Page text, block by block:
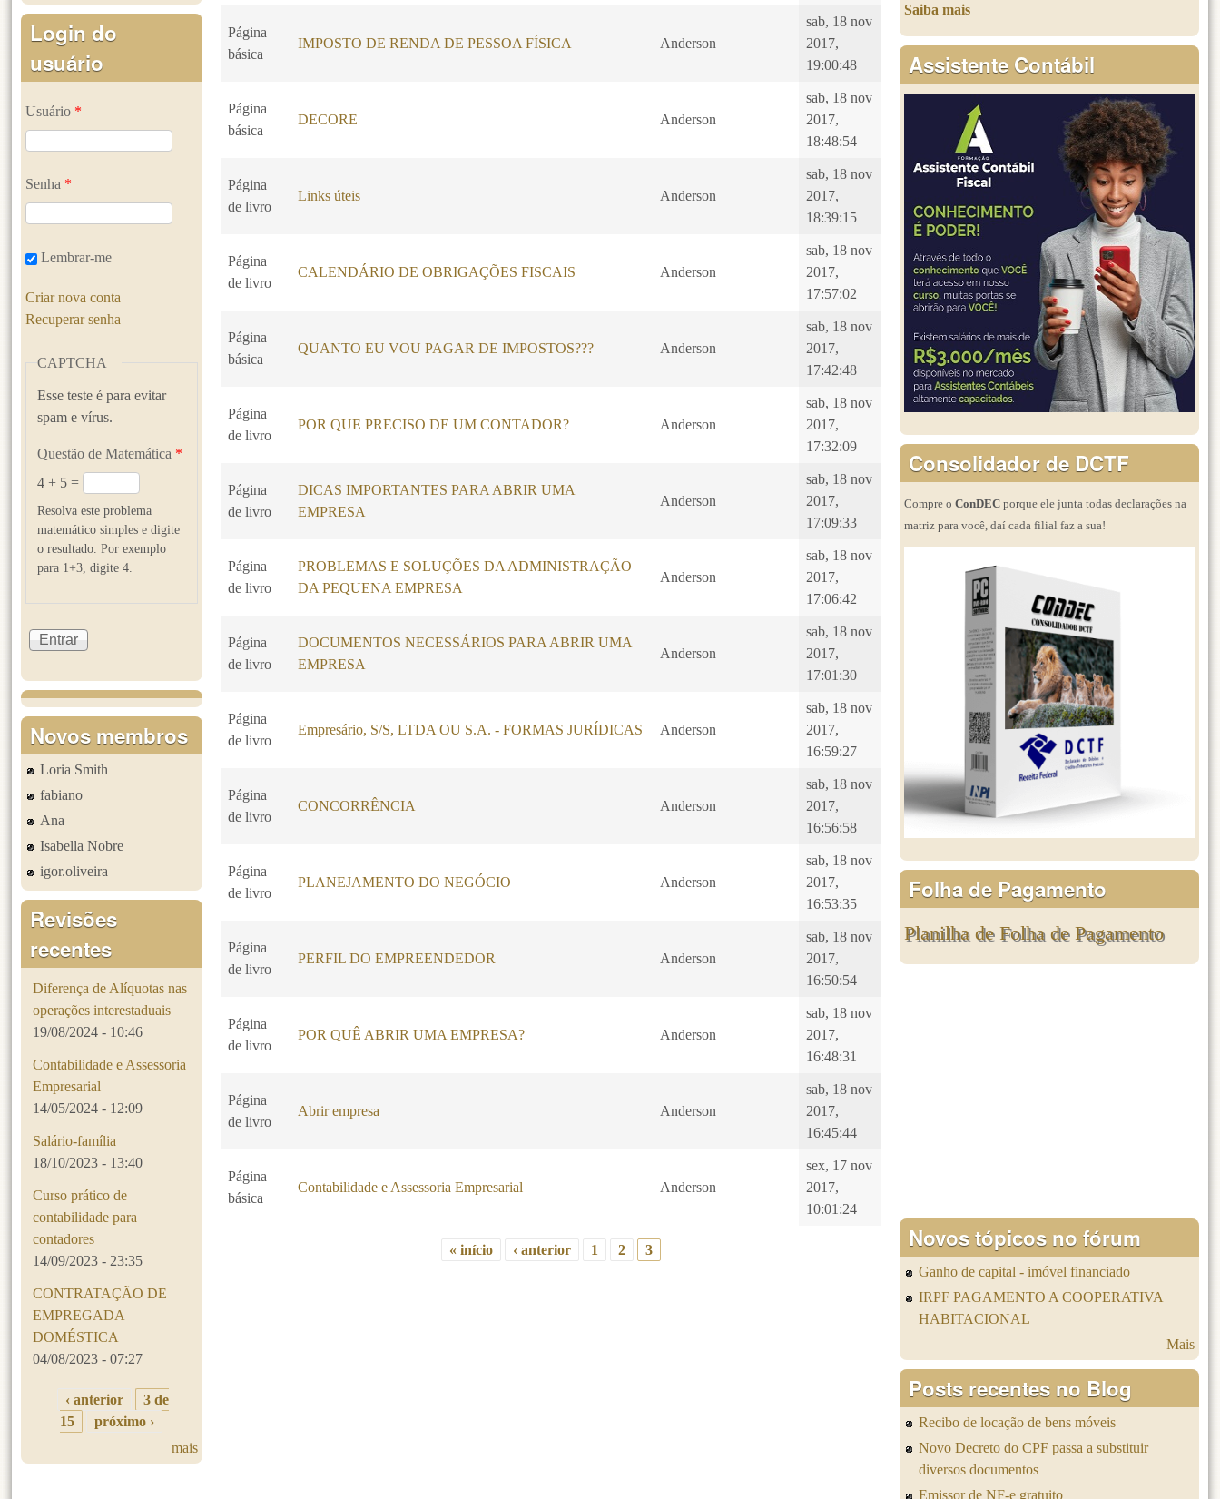
Página
básica
IMPOSTO DE RENDA DE PESSOA FÍSICA Anderson
sab, 18 nov
2017,
19:00:48
Página
básica
DECORE Anderson
sab, 18 nov
2017,
18:48:54
Página
de livro
Links úteis Anderson
sab, 18 nov
2017,
18:39:15
Página
de livro
CALENDÁRIO DE OBRIGAÇÕES FISCAIS Anderson
sab, 18 nov
2017,
17:57:02
Página
básica
QUANTO EU VOU PAGAR DE IMPOSTOS??? Anderson
sab, 18 nov
2017,
17:42:48
Página
de livro
POR QUE PRECISO DE UM CONTADOR? Anderson
sab, 18 nov
2017,
17:32:09
Página
de livro
DICAS IMPORTANTES PARA ABRIR UMA
EMPRESA
Anderson
sab, 18 nov
2017,
17:09:33
Página
de livro
PROBLEMAS E SOLUÇÕES DA ADMINISTRAÇÃO
DA PEQUENA EMPRESA
Anderson
sab, 18 nov
2017,
17:06:42
Página
de livro
DOCUMENTOS NECESSÁRIOS PARA ABRIR UMA
EMPRESA
Anderson
sab, 18 nov
2017,
17:01:30
Página
de livro
Empresário, S/S, LTDA OU S.A. - FORMAS JURÍDICAS Anderson
sab, 18 nov
2017,
16:59:27
Página
de livro
CONCORRÊNCIA Anderson
sab, 18 nov
2017,
16:56:58
Página
de livro
PLANEJAMENTO DO NEGÓCIO Anderson
sab, 18 nov
2017,
16:53:35
Página
de livro
PERFIL DO EMPREENDEDOR Anderson
sab, 18 nov
2017,
16:50:54
Página
de livro
POR QUÊ ABRIR UMA EMPRESA? Anderson
sab, 18 nov
2017,
16:48:31
Página
de livro
Abrir empresa Anderson
sab, 18 nov
2017,
16:45:44
Página
básica
Contabilidade e Assessoria Empresarial Anderson
sex, 17 nov
2017,
10:01:24
« início ‹ anterior 1 2 3
Login do
usuário
Usuário *
Senha *
Lembrar-me
Criar nova conta
Recuperar senha
CAPTCHA
Esse teste é para evitar
spam e vírus.
Questão de Matemática *
4 + 5 =
Resolva este problema
matemático simples e digite
o resultado. Por exemplo
para 1+3, digite 4.
Novos membros
Loria Smith
fabiano
Ana
Isabella Nobre
igor.oliveira
Revisões
recentes
Diferença de Alíquotas nas
operações interestaduais
19/08/2024 - 10:46
Contabilidade e Assessoria
Empresarial
14/05/2024 - 12:09
Salário-família
18/10/2023 - 13:40
Curso prático de
contabilidade para
contadores
14/09/2023 - 23:35
CONTRATAÇÃO DE
EMPREGADA
DOMÉSTICA
04/08/2023 - 07:27
‹ anterior
3 de
15
próximo ›
mais
Saiba mais
Assistente Contábil
Consolidador de DCTF
Compre o ConDEC porque ele junta todas declarações na
matriz para você, daí cada filial faz a sua!
Folha de Pagamento
Planilha de Folha de Pagamento
Novos tópicos no fórum
Ganho de capital - imóvel financiado
IRPF PAGAMENTO A COOPERATIVA
HABITACIONAL
Mais
Posts recentes no Blog
Recibo de locação de bens móveis
Novo Decreto do CPF passa a substituir
diversos documentos
Emissor de NF-e gratuito